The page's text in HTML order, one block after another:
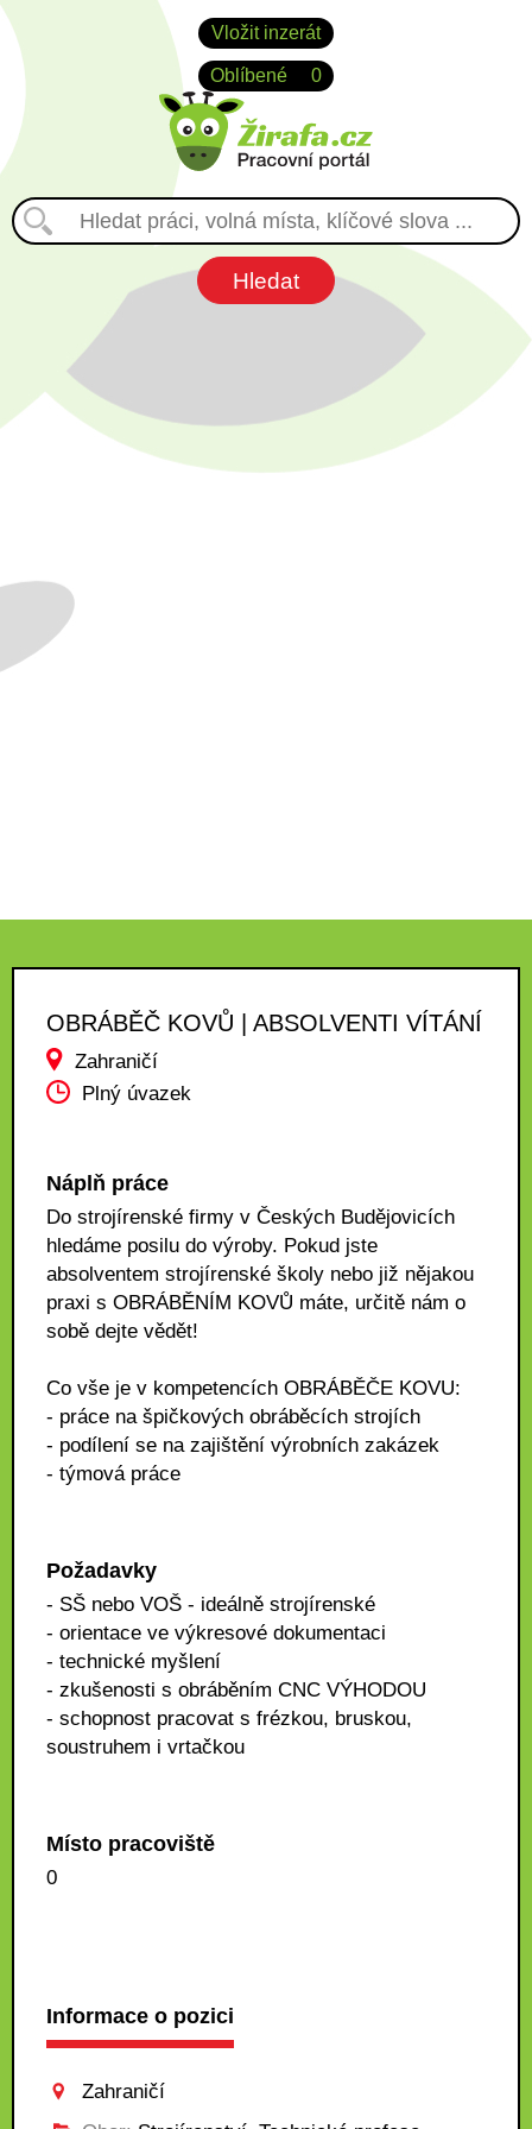
Vložit inzerát
Oblíbené 0
OBRÁBĚČ KOVŮ | ABSOLVENTI VÍTÁNÍ
Zahraničí
Plný úvazek
Náplň práce
Do strojírenské firmy v Českých Budějovicích
hledáme posilu do výroby. Pokud jste
absolventem strojírenské školy nebo již nějakou
praxi s OBRÁBĚNÍM KOVŮ máte, určitě nám o
sobě dejte vědět!
Co vše je v kompetencích OBRÁBĚČE KOVU:
- práce na špičkových obráběcích strojích
- podílení se na zajištění výrobních zakázek
- týmová práce
Požadavky
- SŠ nebo VOŠ - ideálně strojírenské
- orientace ve výkresové dokumentaci
- technické myšlení
- zkušenosti s obráběním CNC VÝHODOU
- schopnost pracovat s frézkou, bruskou,
soustruhem i vrtačkou
Místo pracoviště
0
Informace o pozici
Zahraničí